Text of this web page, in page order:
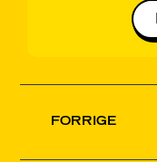
FORRIGE